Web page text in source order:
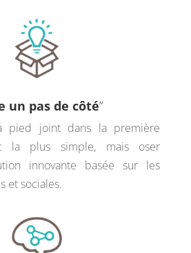
un pas de côté”
pied joint dans la première
la plus simple, mais oser
innovante basée sur les
et sociales.